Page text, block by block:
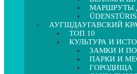
МАРШРУТЫ
АУГШДАУГАВСКИЙ
ТОП 10
КУЛЬТУРА И
ЗАМКИ И
ПАРКИ И
ГОРОДИЩА